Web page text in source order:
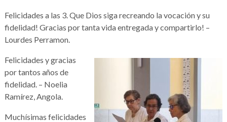
Felicidades a las 3. Que Dios siga recreando la vocación y su
fidelidad! Gracias por tanta vida entregada y compartirlo! –
Lourdes Perramon.
Felicidades y gracias
por tantos años de
fidelidad. – Noelia
Ramírez, Angola.
Muchísimas felicidades